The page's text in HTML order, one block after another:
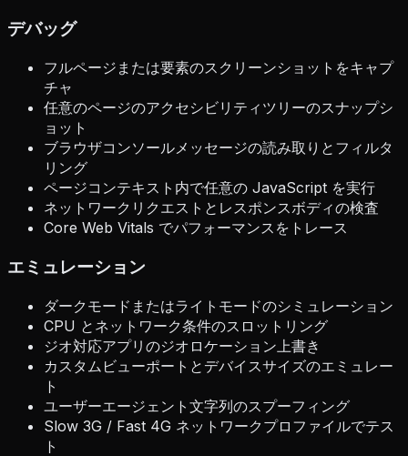
デバッグ
フルページまたは要素のスクリーンショットをキャプ
チャ
任意のページのアクセシビリティツリーのスナップシ
ョット
ブラウザコンソールメッセージの読み取りとフィルタ
リング
ページコンテキスト内で任意の JavaScript を実行
ネットワークリクエストとレスポンスボディの検査
Core Web Vitals でパフォーマンスをトレース
エミュレーション
ダークモードまたはライトモードのシミュレーション
CPU とネットワーク条件のスロットリング
ジオ対応アプリのジオロケーション上書き
カスタムビューポートとデバイスサイズのエミュレー
ト
ユーザーエージェント文字列のスプーフィング
Slow 3G / Fast 4G ネットワークプロファイルでテス
ト